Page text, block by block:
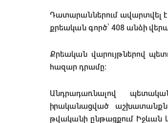
Դատարաններում ավարտվել է
քրեական գործ՝ 408 անձի
Քրեական վարույթներով
հազար դրամը:
Անդրադառնալով
իրականացված
թվականի ընթացքում Իջևան և